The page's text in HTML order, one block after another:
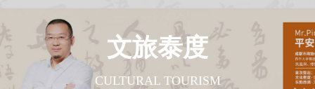
文旅泰度
CULTURAL TOURISM